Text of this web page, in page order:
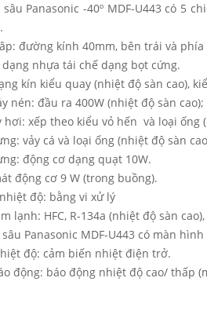
Panasonic -40º MDF-U443 có 5
đường kính 40mm, bên trái và phía
nhựa tái chế dạng bọt cứng.
kín kiểu quay (nhiệt độ sàn cao),
nén: đầu ra 400W (nhiệt độ sàn
hơi: xếp theo kiểu vỏ hến và loại ống
vảy cá và loại ống (nhiệt độ sàn
động cơ dạng quạt 10W.
động cơ 9 W (trong buồng).
độ: bằng vi xử lý
lạnh: HFC, R-134a (nhiệt độ sàn
Panasonic MDF-U443 có màn
độ: cảm biến nhiệt điện trở.
động: báo động nhiệt độ cao/ thấp